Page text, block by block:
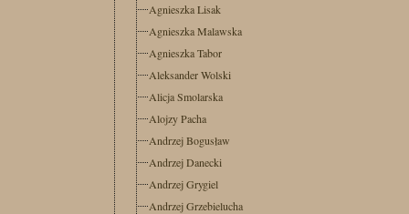
Agnieszka Lisak
Agnieszka Malawska
Agnieszka Tabor
Aleksander Wolski
Alicja Smolarska
Alojzy Pacha
Andrzej Bogusław
Andrzej Danecki
Andrzej Grygiel
Andrzej Grzebielucha